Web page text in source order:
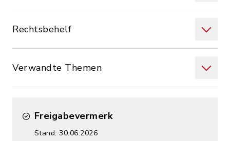
Rechtsbehelf
Verwandte Themen
Freigabevermerk
Stand: 30.06.2026